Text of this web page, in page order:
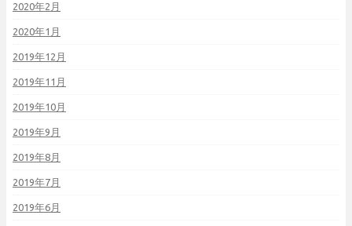
2020年2月
2020年1月
2019年12月
2019年11月
2019年10月
2019年9月
2019年8月
2019年7月
2019年6月